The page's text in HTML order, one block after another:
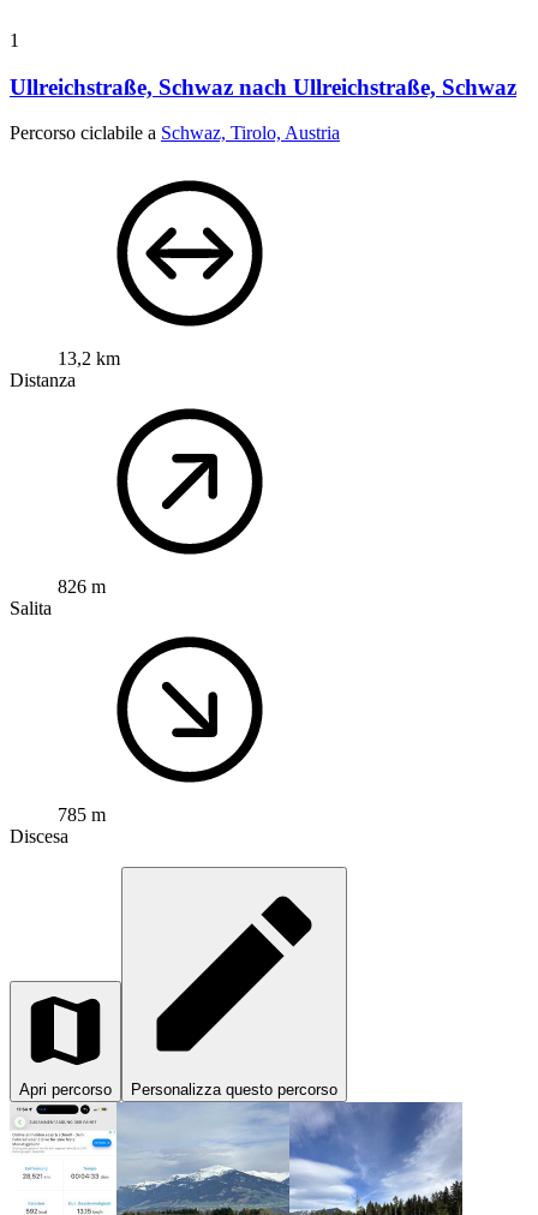
1
Ullreichstraße, Schwaz nach Ullreichstraße, Schwaz
Percorso ciclabile a Schwaz, Tirolo, Austria
13,2 km
Distanza
826 m
Salita
785 m
Discesa
Apri percorso Personalizza questo percorso